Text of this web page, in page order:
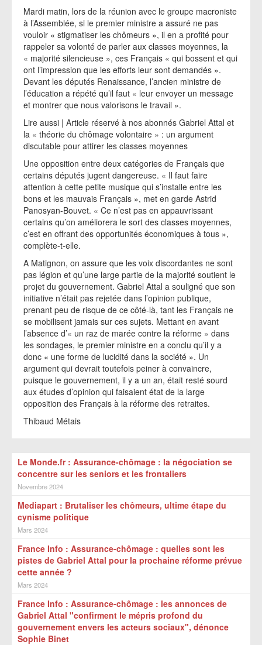
Mardi matin, lors de la réunion avec le groupe macroniste
à l’Assemblée, si le premier ministre a assuré ne pas
vouloir « stigmatiser les chômeurs », il en a profité pour
rappeler sa volonté de parler aux classes moyennes, la
« majorité silencieuse », ces Français « qui bossent et qui
ont l’impression que les efforts leur sont demandés ».
Devant les députés Renaissance, l’ancien ministre de
l’éducation a répété qu’il faut « leur envoyer un message
et montrer que nous valorisons le travail ».
Lire aussi | Article réservé à nos abonnés Gabriel Attal et
la « théorie du chômage volontaire » : un argument
discutable pour attirer les classes moyennes
Une opposition entre deux catégories de Français que
certains députés jugent dangereuse. « Il faut faire
attention à cette petite musique qui s’installe entre les
bons et les mauvais Français », met en garde Astrid
Panosyan-Bouvet. « Ce n’est pas en appauvrissant
certains qu’on améliorera le sort des classes moyennes,
c’est en offrant des opportunités économiques à tous »,
complète-t-elle.
A Matignon, on assure que les voix discordantes ne sont
pas légion et qu’une large partie de la majorité soutient le
projet du gouvernement. Gabriel Attal a souligné que son
initiative n’était pas rejetée dans l’opinion publique,
prenant peu de risque de ce côté-là, tant les Français ne
se mobilisent jamais sur ces sujets. Mettant en avant
l’absence d’« un raz de marée contre la réforme » dans
les sondages, le premier ministre en a conclu qu’il y a
donc « une forme de lucidité dans la société ». Un
argument qui devrait toutefois peiner à convaincre,
puisque le gouvernement, il y a un an, était resté sourd
aux études d’opinion qui faisaient état de la large
opposition des Français à la réforme des retraites.
Thibaud Métais
Le Monde.fr : Assurance-chômage : la négociation se
concentre sur les seniors et les frontaliers
Novembre 2024
Mediapart : Brutaliser les chômeurs, ultime étape du
cynisme politique
Mars 2024
France Info : Assurance-chômage : quelles sont les
pistes de Gabriel Attal pour la prochaine réforme prévue
cette année ?
Mars 2024
France Info : Assurance-chômage : les annonces de
Gabriel Attal "confirment le mépris profond du
gouvernement envers les acteurs sociaux", dénonce
Sophie Binet